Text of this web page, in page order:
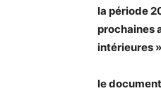
la période
prochaines
intérieures
le